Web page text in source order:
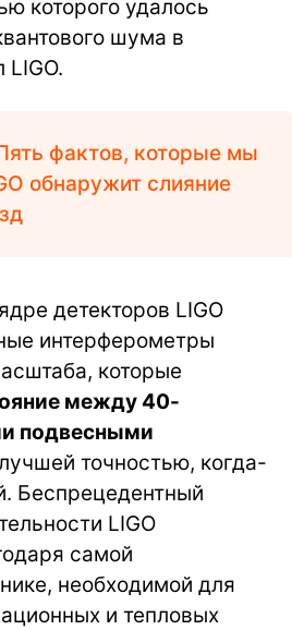
которого удалось
шума в
фактов, которые мы
обнаружит слияние
детекторов LIGO
интерферометры
которые
между 40-
подвесными
точностью, когда-
Беспрецедентный
LIGO
самой
необходимой для
и тепловых